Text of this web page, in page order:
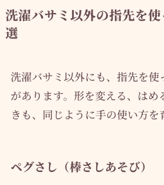
洗濯バサミ以外の指先を
選
洗濯バサミ以外にも、指先を使
があります。形を変える、はめ
きも、同じように手の使い方を
ペグさし（棒さしあそび）